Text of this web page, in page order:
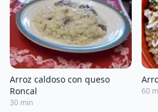
Arroz caldoso con queso
Roncal
30 min
60